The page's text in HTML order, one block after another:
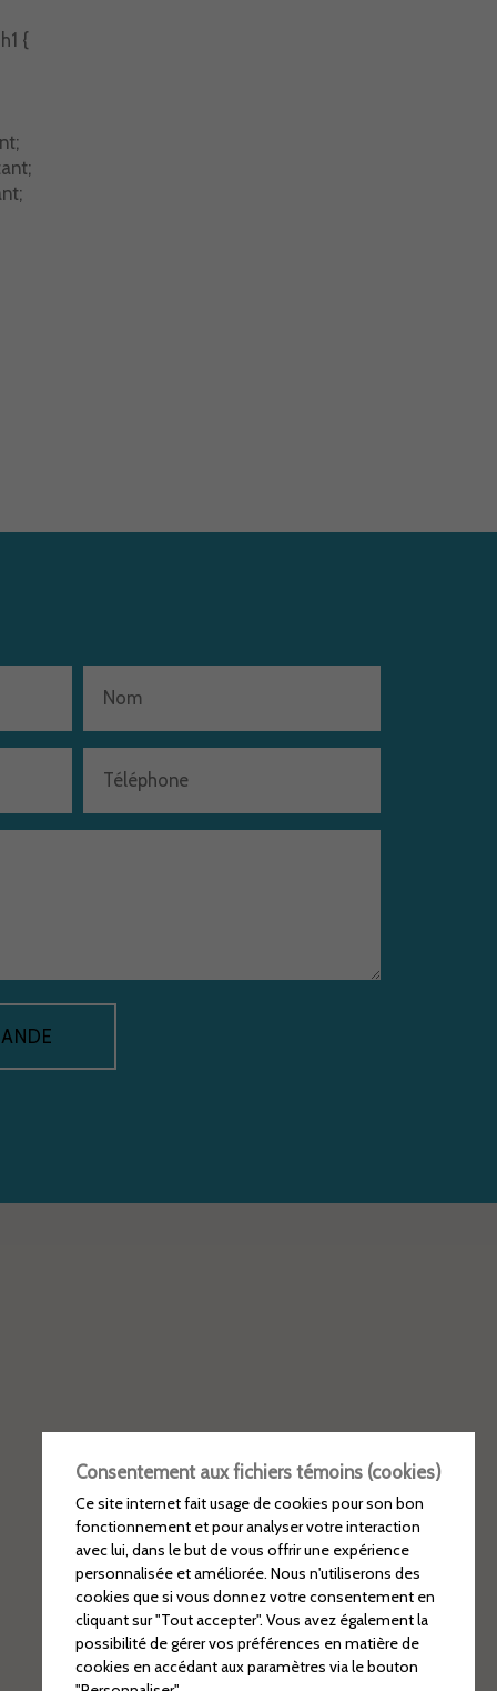
{
Consentement aux fichiers témoins (cookies)
Ce site internet fait usage de cookies pour son bon
fonctionnement et pour analyser votre interaction
avec lui, dans le but de vous offrir une expérience
personnalisée et améliorée. Nous n'utiliserons des
cookies que si vous donnez votre consentement en
cliquant sur "Tout accepter". Vous avez également la
possibilité de gérer vos préférences en matière de
cookies en accédant aux paramètres via le bouton